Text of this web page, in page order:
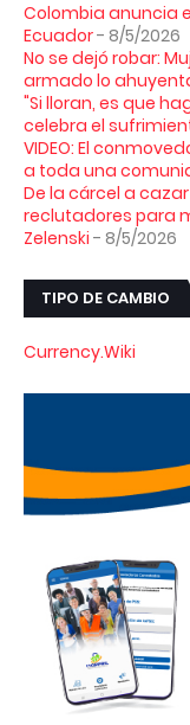
Colombia anuncia
Ecuador- 8/5/2026
No se dejó robar:
armado lo
"Si lloran, es que
celebra el
VIDEO: El
a toda una
De la cárcel a
reclutadores para
Zelenski - 8/5/2026
TIPO DE CAMBIO
Currency.Wiki